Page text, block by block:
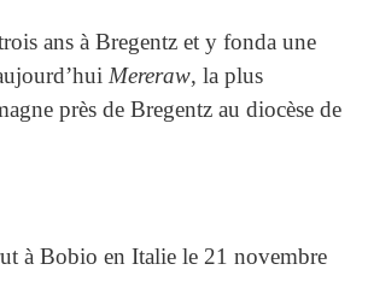
ans à Bregentz et y fonda une
Mereraw, la plus
près de Bregentz au diocèse de
à Bobio en Italie le 21 novembre